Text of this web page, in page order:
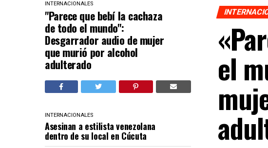
INTERNACIONALES
"Parece que bebí la cachaza
de todo el mundo":
Desgarrador audio de mujer
que murió por alcohol
adulterado
INTERNACIONALES
Asesinan a estilista venezolana
dentro de su local en Cúcuta
el